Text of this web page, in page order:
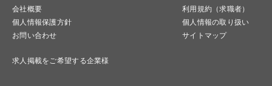
会社概要
利用規約（求職者）
個人情報保護方針
個人情報の取り扱い
お問い合わせ
サイトマップ
求人掲載をご希望する企業様